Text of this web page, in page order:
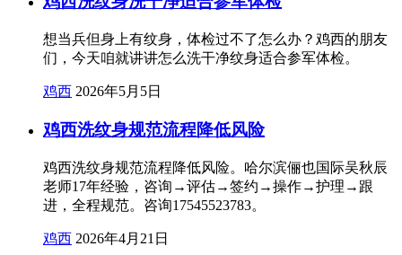
想当兵但身上有纹身，体检过不了怎么办？鸡西的朋友
们，今天咱就讲讲怎么洗干净纹身适合参军体检。
鸡西 2026年5月5日
鸡西洗纹身规范流程降低风险
鸡西洗纹身规范流程降低风险。哈尔滨俪也国际吴秋辰
老师17年经验，咨询→评估→签约→操作→护理→跟
进，全程规范。咨询17545523783。
鸡西 2026年4月21日